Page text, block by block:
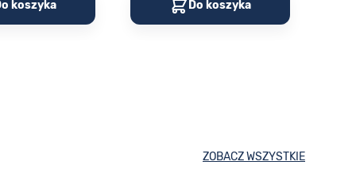
koszyka Do koszyka
ZOBACZ WSZYSTKIE